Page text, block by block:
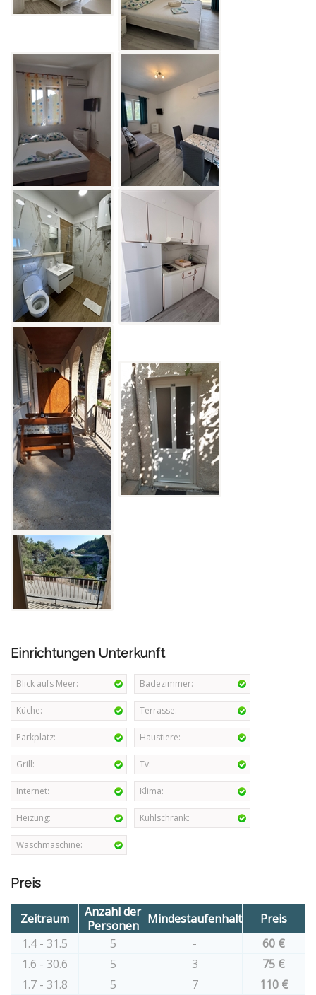
Einrichtungen Unterkunft
Blick aufs Meer: Badezimmer:
Küche: Terrasse:
Parkplatz: Haustiere:
Grill: Tv:
Internet: Klima:
Heizung: Kühlschrank:
Waschmaschine:
Preis
Zeitraum
Anzahl der
Personen
Mindestaufenhalt
Preis
1.4 - 31.5
5 -
60 €
1.6 - 30.6
5 3
75 €
1.7 - 31.8
5 7 110 €